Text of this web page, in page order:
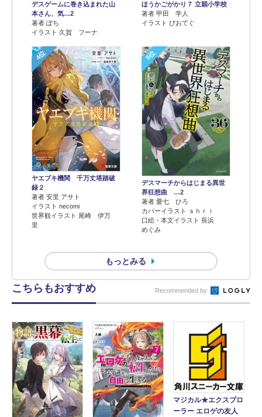
デスゲームに巻き込まれた山
本さん、気…2
著者 ぽち
イラスト 久賀 フーナ
ほうかごがかり７ 立穎小学校
著者 甲田 学人
イラスト ぴおてぐ
4位
ヤエブキ機関 千万丈塔踏破
録２
著者 安里 アサト
イラスト necomi
世界観イラスト 尾崎 伊万
里
5位
デスマーチからはじまる異世
界狂想曲 …2
著者 愛七 ひろ
カバーイラスト ｓｈｒｉ
口絵・本文イラスト 長浜
めぐみ
もっとみる
こちらもおすすめ Recommended by
マジカル★エクスプロ
ーラー エロゲの友人